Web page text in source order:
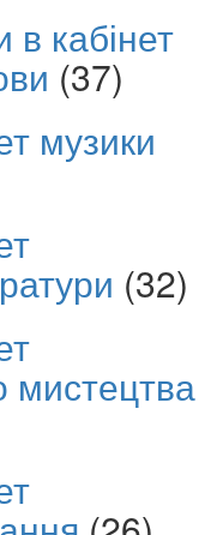
кабінет
(37)
музики
(32)
мистецтва